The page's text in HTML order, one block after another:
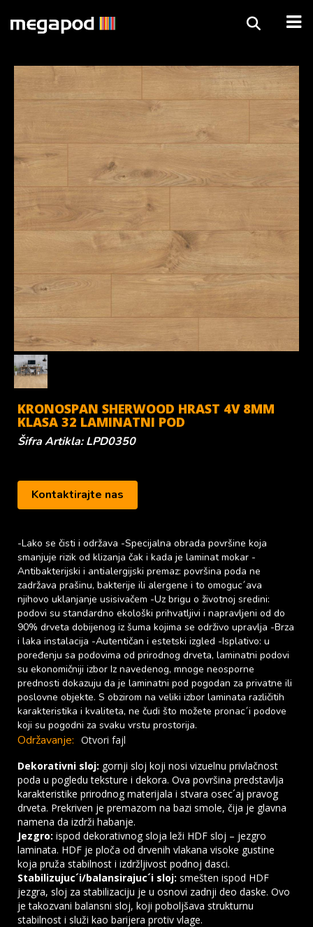
KRONOSPAN SHERWOOD HRAST 4V 8MM
KLASA 32 LAMINATNI POD
Šifra Artikla: LPD0350
Kontaktirajte nas
-Lako se čisti i održava -Specijalna obrada površine koja
smanjuje rizik od klizanja čak i kada je laminat mokar -
Antibakterijski i antialergijski premaz: površina poda ne
zadržava prašinu, bakterije ili alergene i to omoguc´ava
njihovo uklanjanje usisivačem -Uz brigu o životnoj sredini:
podovi su standardno ekološki prihvatljivi i napravljeni od do
90% drveta dobijenog iz šuma kojima se održivo upravlja -Brza
i laka instalacija -Autentičan i estetski izgled -Isplativo: u
poređenju sa podovima od prirodnog drveta, laminatni podovi
su ekonomičniji izbor Iz navedenog, mnoge neosporne
prednosti dokazuju da je laminatni pod pogodan za privatne ili
poslovne objekte. S obzirom na veliki izbor laminata različitih
karakteristika i kvaliteta, ne čudi što možete pronac´i podove
koji su pogodni za svaku vrstu prostorija.
Održavanje: Otvori fajl
Dekorativni sloj: gornji sloj koji nosi vizuelnu privlačnost
poda u pogledu teksture i dekora. Ova površina predstavlja
karakteristike prirodnog materijala i stvara osec´aj pravog
drveta. Prekriven je premazom na bazi smole, čija je glavna
namena da izdrži habanje.
Jezgro: ispod dekorativnog sloja leži HDF sloj – jezgro
laminata. HDF je ploča od drvenih vlakana visoke gustine
koja pruža stabilnost i izdržljivost podnoj dasci.
Stabilizujuc´i/balansirajuc´i sloj: smešten ispod HDF
jezgra, sloj za stabilizaciju je u osnovi zadnji deo daske. Ovo
je takozvani balansni sloj, koji poboljšava strukturnu
stabilnost i služi kao barijera protiv vlage.